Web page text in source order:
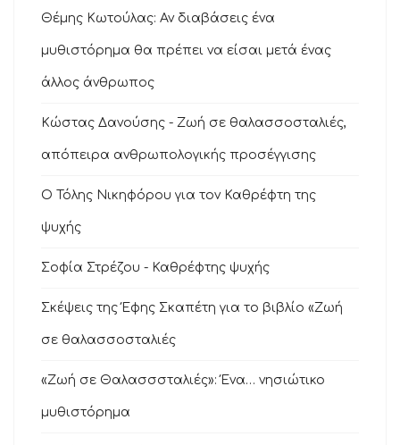
Θέμης Κωτούλας: Αν διαβάσεις ένα
μυθιστόρημα θα πρέπει να είσαι μετά ένας
άλλος άνθρωπος
Κώστας Δανούσης - Ζωή σε θαλασσοσταλιές,
απόπειρα ανθρωπολογικής προσέγγισης
Ο Τόλης Νικηφόρου για τον Καθρέφτη της
ψυχής
Σοφία Στρέζου - Καθρέφτης ψυχής
Σκέψεις της Έφης Σκαπέτη για το βιβλίο «Ζωή
σε θαλασσοσταλιές
«Ζωή σε Θαλασσσταλιές»: Ένα… νησιώτικο
μυθιστόρημα